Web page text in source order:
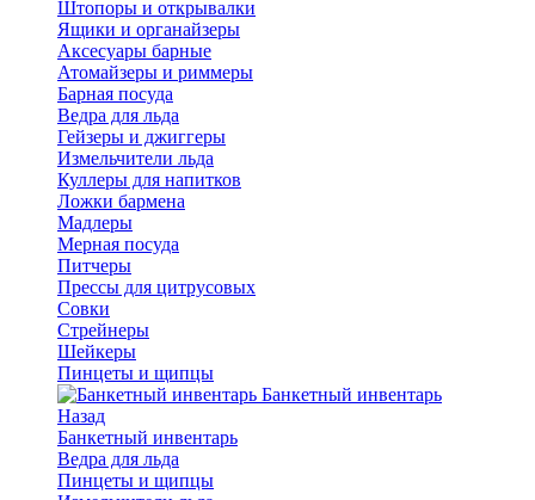
Штопоры и открывалки
Ящики и органайзеры
Аксесуары барные
Атомайзеры и риммеры
Барная посуда
Ведра для льда
Гейзеры и джиггеры
Измельчители льда
Куллеры для напитков
Ложки бармена
Мадлеры
Мерная посуда
Питчеры
Прессы для цитрусовых
Совки
Стрейнеры
Шейкеры
Пинцеты и щипцы
Банкетный инвентарь
Назад
Банкетный инвентарь
Ведра для льда
Пинцеты и щипцы